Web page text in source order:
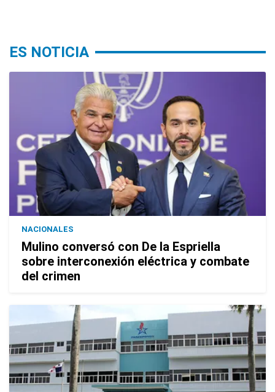
ES NOTICIA
NACIONALES
Mulino conversó con De la Espriella
sobre interconexión eléctrica y combate
del crimen